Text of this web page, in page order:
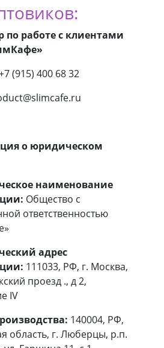
по работе с клиентами
(915) 400 68 32
о юридическом
наименование
Общество с
ответственностью
адрес
111033, РФ, г. Москва,
проезд ., д 2,
IV
140004, РФ,
область, г. Люберцы, р.п.